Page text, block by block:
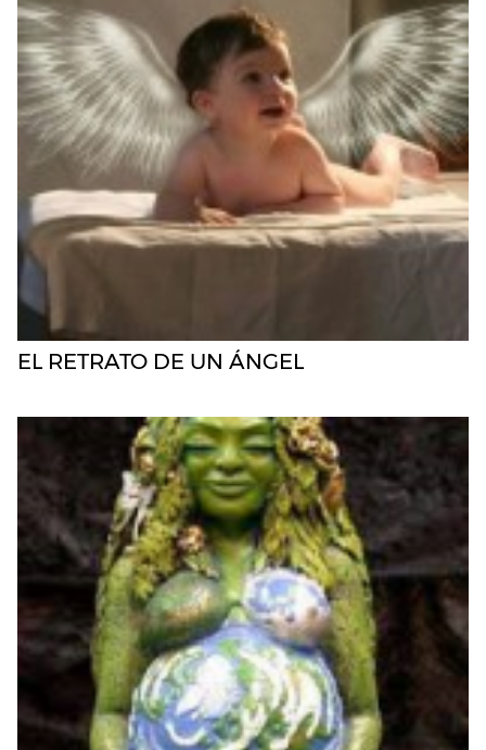
EL RETRATO DE UN ÁNGEL